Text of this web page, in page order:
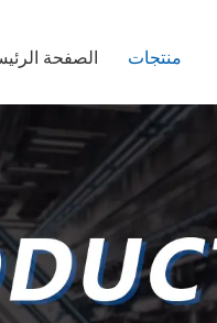
الصفحة منتجات